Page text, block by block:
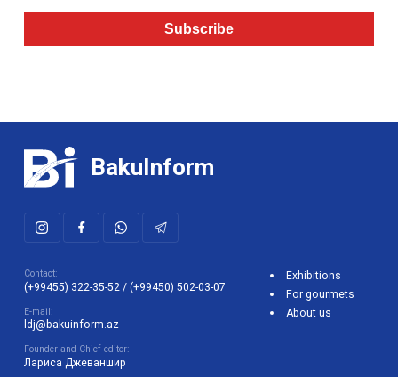
Subscribe
BakuInform
Contact:
(+99455) 322-35-52 / (+99450) 502-03-07
E-mail:
ldj@bakuinform.az
Founder and Chief editor:
Лариса Джеваншир
Exhibitions
For gourmets
About us